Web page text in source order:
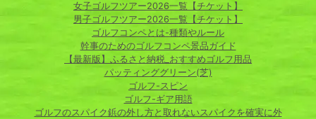
女子ゴルフツアー2026一覧【チケット】
男子ゴルフツアー2026一覧【チケット】
ゴルフコンペとは-種類やルール
幹事のためのゴルフコンペ景品ガイド
【最新版】ふるさと納税_おすすめゴルフ用品
パッティンググリーン(芝)
ゴルフ-スピン
ゴルフ-ギア用語
ゴルフのスパイク鋲の外し方と取れないスパイクを確実に外